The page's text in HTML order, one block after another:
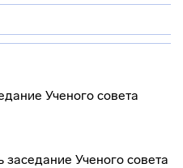
заседание Ученого совета